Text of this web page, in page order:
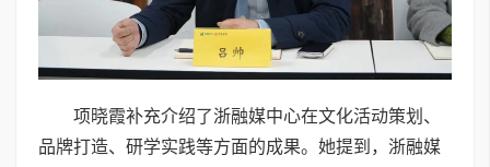
项晓霞补充介绍了浙融媒中心在文化活动策划、
品牌打造、研学实践等方面的成果。她提到，浙融媒